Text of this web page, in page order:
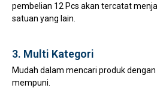
pembelian 12 Pcs akan tercatat
satuan yang lain.
3. Multi Kategori
Mudah dalam mencari produk
mempuni.